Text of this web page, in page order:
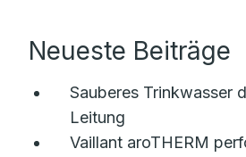
Neueste Beiträge
Sauberes Trinkwasser
Leitung
Vaillant aroTHERM